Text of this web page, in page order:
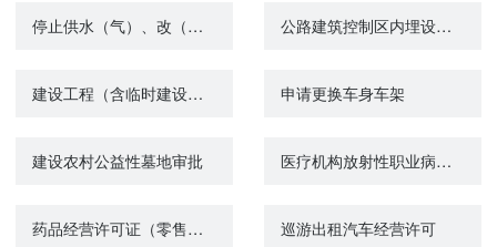
停止供水（气）、改（迁、拆）公共供水的审批 公路建筑控制区内埋设管线、电缆等设施许可
建设工程（含临时建设）规划许可证核发 申请更换车身车架
建设农村公益性墓地审批 医疗机构放射性职业病危害建设项目预评价报告审核
药品经营许可证（零售）补证 巡游出租汽车经营许可